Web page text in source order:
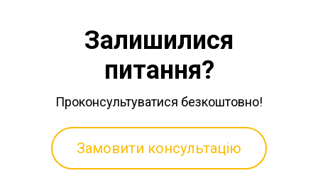
Залишилися
питання?
Проконсультуватися безкоштовно!
Замовити консультацію